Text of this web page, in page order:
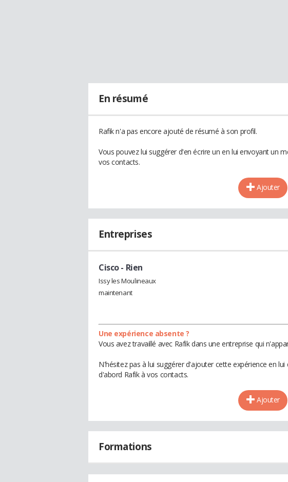
En résumé
Rafik n'a pas encore ajouté de résumé à son profil.
Vous pouvez lui suggérer d'en écrire un en lui envoyant un
vos contacts.
Ajouter
Entreprises
Cisco- Rien
Issy les Moulineaux
maintenant
Une expérience absente ?
Vous avez travaillé avec Rafik dans une entreprise qui
N'hésitez pas à lui suggérer d'ajouter cette expérience en
d'abord Rafik à vos contacts.
Ajouter
Formations